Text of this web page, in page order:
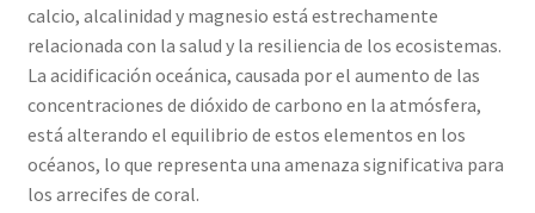
calcio, alcalinidad y magnesio está estrechamente
relacionada con la salud y la resiliencia de los ecosistemas.
La acidificación oceánica, causada por el aumento de las
concentraciones de dióxido de carbono en la atmósfera,
está alterando el equilibrio de estos elementos en los
océanos, lo que representa una amenaza significativa para
los arrecifes de coral.